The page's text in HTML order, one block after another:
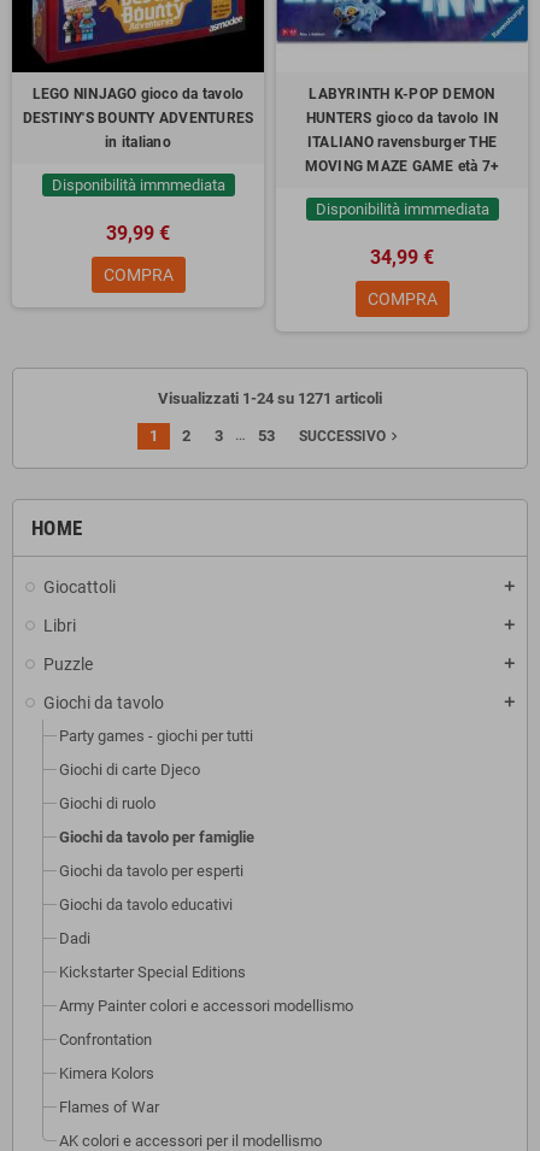
HOME
Giocattoli add
Libri add
Puzzle add
Giochi da tavolo add
Party games - giochi per tutti
Giochi di carte Djeco
Giochi di ruolo
Giochi da tavolo per famiglie
Giochi da tavolo per esperti
Giochi da tavolo educativi
Dadi
Kickstarter Special Editions
Army Painter colori e accessori modellismo
Confrontation
Kimera Kolors
Flames of War
AK colori e accessori per il modellismo
LEGO NINJAGO gioco da tavolo
DESTINY'S BOUNTY ADVENTURES
in italiano
Disponibilità immmediata
39,99 €
COMPRA
LABYRINTH K-POP DEMON
HUNTERS gioco da tavolo IN
ITALIANO ravensburger THE
MOVING MAZE GAME età 7+
Disponibilità immmediata
34,99 €
COMPRA
Visualizzati 1-24 su 1271 articoli
1 2 3 … 53 SUCCESSIVO navigate_next